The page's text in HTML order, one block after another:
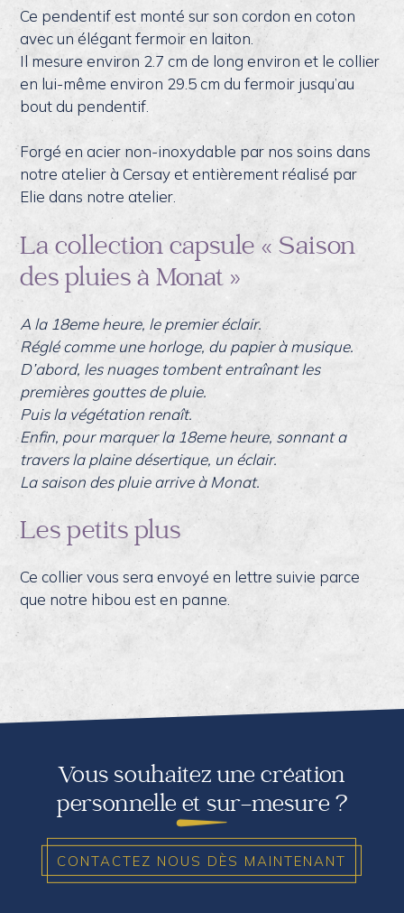
Ce pendentif est monté sur son cordon en coton
avec un élégant fermoir en laiton.
Il mesure environ 2.7 cm de long environ et le collier
en lui-même environ 29.5 cm du fermoir jusqu’au
bout du pendentif.
Forgé en acier non-inoxydable par nos soins dans
notre atelier à Cersay et entièrement réalisé par
Elie dans notre atelier.
La collection capsule « Saison
des pluies à Monat »
A la 18eme heure, le premier éclair.
Réglé comme une horloge, du papier à musique.
D’abord, les nuages tombent entraînant les
premières gouttes de pluie.
Puis la végétation renaît.
Enfin, pour marquer la 18eme heure, sonnant a
travers la plaine désertique, un éclair.
La saison des pluie arrive à Monat.
Les petits plus
Ce collier vous sera envoyé en lettre suivie parce
que notre hibou est en panne.
Vous souhaitez une création
personnelle et sur-mesure ?
CONTACTEZ NOUS DÈS MAINTENANT